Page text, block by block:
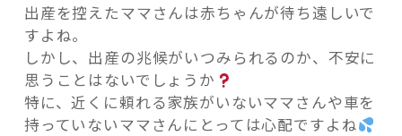
記事検索
出産を控えたママさんは赤ちゃんが待ち遠しいで
すよね。
しかし、出産の兆候がいつみられるのか、不安に
思うことはないでしょうか
特に、近くに頼れる家族がいないママさんや車を
持っていないママさんにとっては心配ですよね